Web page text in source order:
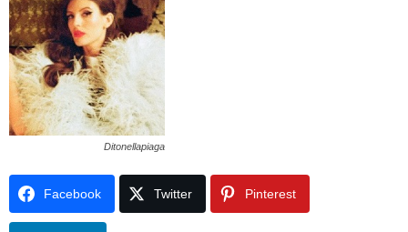
Ditonellapiaga
Facebook Twitter Pinterest